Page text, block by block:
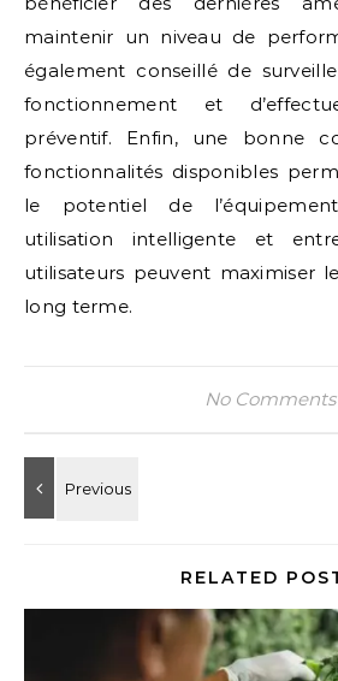
maintenir un niveau de
également conseillé de
fonctionnement et
préventif. Enfin, une bonne
fonctionnalités disponibles
le potentiel de
utilisation intelligente et
utilisateurs peuvent maximiser
long terme.
No Comments
RELATED